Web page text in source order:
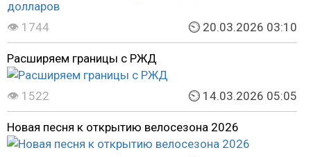
👁 1744 ⏲ 20.03.2026 03:10
Расширяем границы с РЖД
👁 1522 ⏲ 14.03.2026 05:05
Новая песня к открытию велосезона 2026